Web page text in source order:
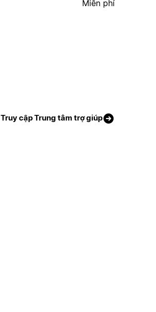
Miễn phí
Truy cập Trung tâm trợ giúp